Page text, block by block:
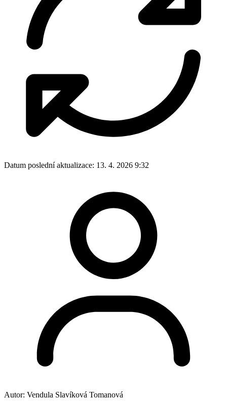
Datum poslední aktualizace: 13. 4. 2026 9:32
Autor: Vendula Slavíková Tomanová